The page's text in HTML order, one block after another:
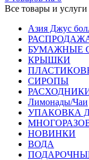
Все товары и услуги
Азия Джус
БУМАЖНЫЕ
КРЫШКИ
СИРОПЫ
Лимонады/Чаи
УПАКОВКА
НОВИНКИ
ВОДА